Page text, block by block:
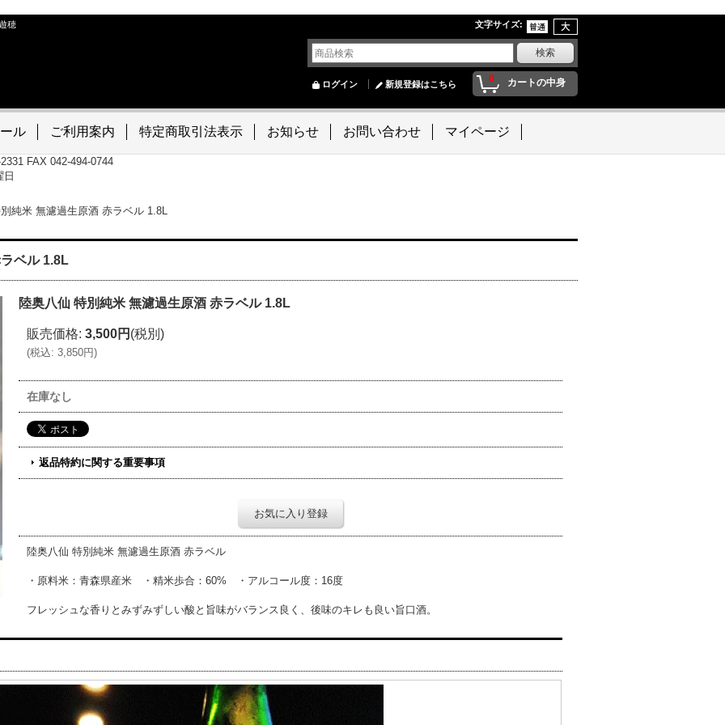
穂 文字サイズ:
0 カートの中身
ログイン 新規登録はこちら
ル ご利用案内 特定商取引法表示 お知らせ お問い合わせ マイページ
2331 FAX 042-494-0744
純米 無濾過生原酒 赤ラベル 1.8L
ベル 1.8L
陸奥八仙 特別純米 無濾過生原酒 赤ラベル 1.8L
販売価格: 3,500円 (税別)
(税込: 3,850円)
在庫なし
返品特約に関する重要事項
お気に入り登録
陸奥八仙 特別純米 無濾過生原酒 赤ラベル
・原料米：青森県産米 ・精米歩合：60% ・アルコール度：16度
フレッシュな香りとみずみずしい酸と旨味がバランス良く、後味のキレも良い旨口酒。